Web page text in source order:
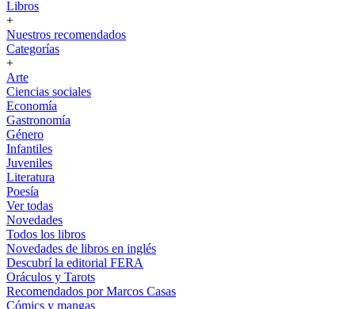
Libros
+
Nuestros recomendados
Categorías
+
Arte
Ciencias sociales
Economía
Gastronomía
Género
Infantiles
Juveniles
Literatura
Poesía
Ver todas
Novedades
Todos los libros
Novedades de libros en inglés
Descubrí la editorial FERA
Oráculos y Tarots
Recomendados por Marcos Casas
Cómics y mangas